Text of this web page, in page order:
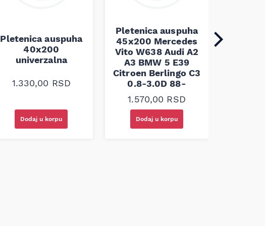
Pletenica auspuha
40x200
univerzalna
1.330,00 RSD
Dodaj u korpu
Pletenica auspuha
45x200 Mercedes
Vito W638 Audi A2
A3 BMW 5 E39
Citroen Berlingo C3
0.8-3.0D 88-
1.570,00 RSD
Dodaj u korpu